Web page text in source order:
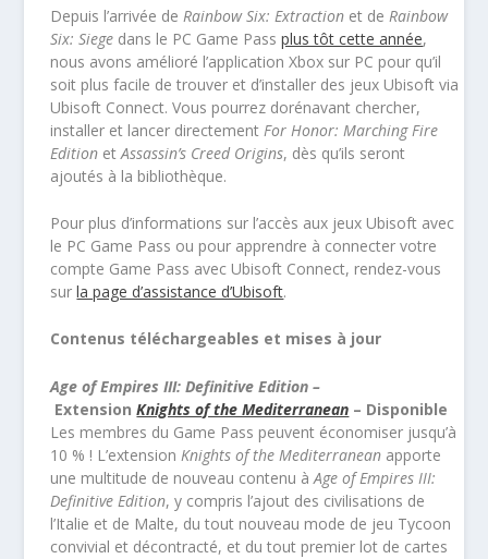
Depuis l’arrivée de Rainbow Six: Extraction et de Rainbow
Six: Siege dans le PC Game Passplus tôt cette année,
nous avons amélioré l’application Xbox sur PC pour qu’il
soit plus facile de trouver et d’installer des jeux Ubisoft via
Ubisoft Connect. Vous pourrez dorénavant chercher,
installer et lancer directement For Honor: Marching Fire
Edition etAssassin’s Creed Origins, dès qu’ils seront
ajoutés à la bibliothèque.
Pour plus d’informations sur l’accès aux jeux Ubisoft avec
le PC Game Pass ou pour apprendre à connecter votre
compte Game Pass avec Ubisoft Connect, rendez-vous
surla page d’assistance d’Ubisoft.
Contenus téléchargeables et mises à jour
Age of Empires III: Definitive Edition –
ExtensionKnights of the Mediterranean – Disponible
Les membres du Game Pass peuvent économiser jusqu’à
10 % ! L’extension Knights of the Mediterranean apporte
une multitude de nouveau contenu àAge of Empires III:
Definitive Edition, y compris l’ajout des civilisations de
l’Italie et de Malte, du tout nouveau mode de jeu Tycoon
convivial et décontracté, et du tout premier lot de cartes